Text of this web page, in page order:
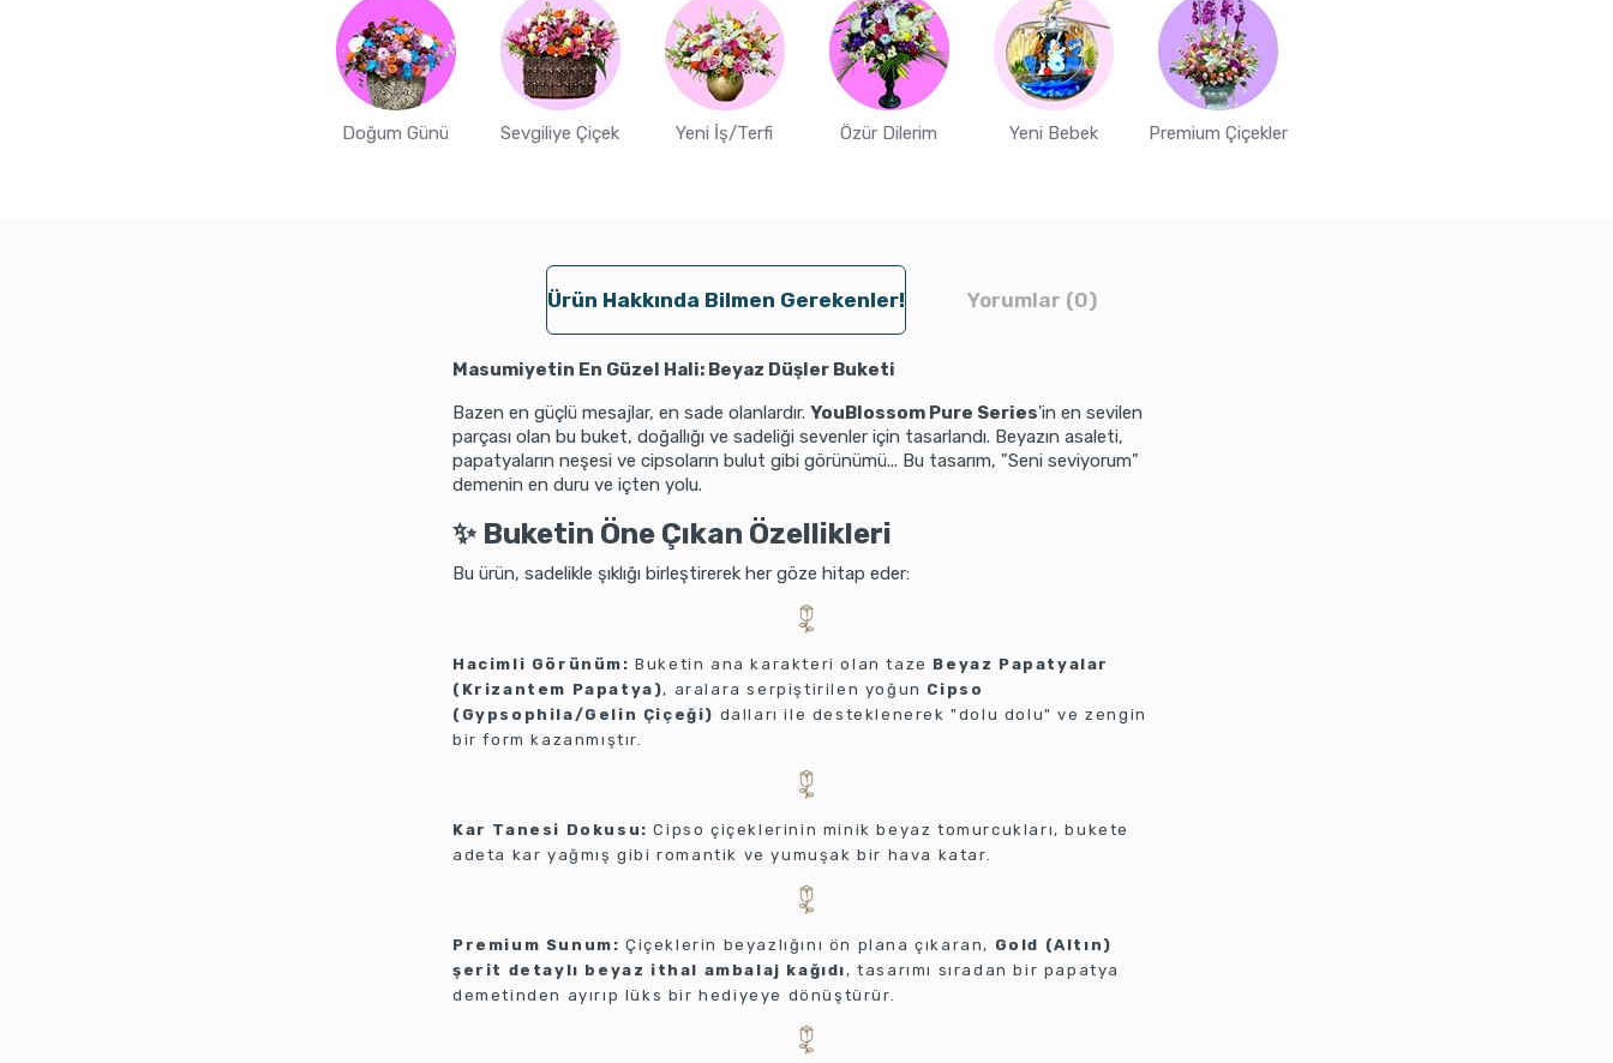
Doğum Günü Sevgiliye Çiçek Yeni İş/Terfi Özür Dilerim Yeni Bebek Premium Çiçekler
Ürün Hakkında Bilmen Gerekenler! Yorumlar (0)
Masumiyetin En Güzel Hali: Beyaz Düşler Buketi
Bazen en güçlü mesajlar, en sade olanlardır. YouBlossom Pure Series'in en sevilen
parçası olan bu buket, doğallığı ve sadeliği sevenler için tasarlandı. Beyazın asaleti,
papatyaların neşesi ve cipsoların bulut gibi görünümü... Bu tasarım, "Seni seviyorum"
demenin en duru ve içten yolu.
✨ Buketin Öne Çıkan Özellikleri
Bu ürün, sadelikle şıklığı birleştirerek her göze hitap eder:
Hacimli Görünüm: Buketin ana karakteri olan taze Beyaz Papatyalar
(Krizantem Papatya), aralara serpiştirilen yoğun Cipso
(Gypsophila/Gelin Çiçeği) dalları ile desteklenerek "dolu dolu" ve zengin
bir form kazanmıştır.
Kar Tanesi Dokusu: Cipso çiçeklerinin minik beyaz tomurcukları, bukete
adeta kar yağmış gibi romantik ve yumuşak bir hava katar.
Premium Sunum: Çiçeklerin beyazlığını ön plana çıkaran, Gold (Altın)
şerit detaylı beyaz ithal ambalaj kağıdı, tasarımı sıradan bir papatya
demetinden ayırıp lüks bir hediyeye dönüştürür.